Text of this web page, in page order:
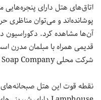
اتاق‌های هتل دارای
پوشانده‌‌اند و می‌توان مناظری
آن‌ها مشاهده کرد. دکوراسیون
قدیمی همراه با مبلمان مدرن
شرکت محلی Rocky Mountain Soap Company تامین می‌کند.
نقطه قوت این هتل